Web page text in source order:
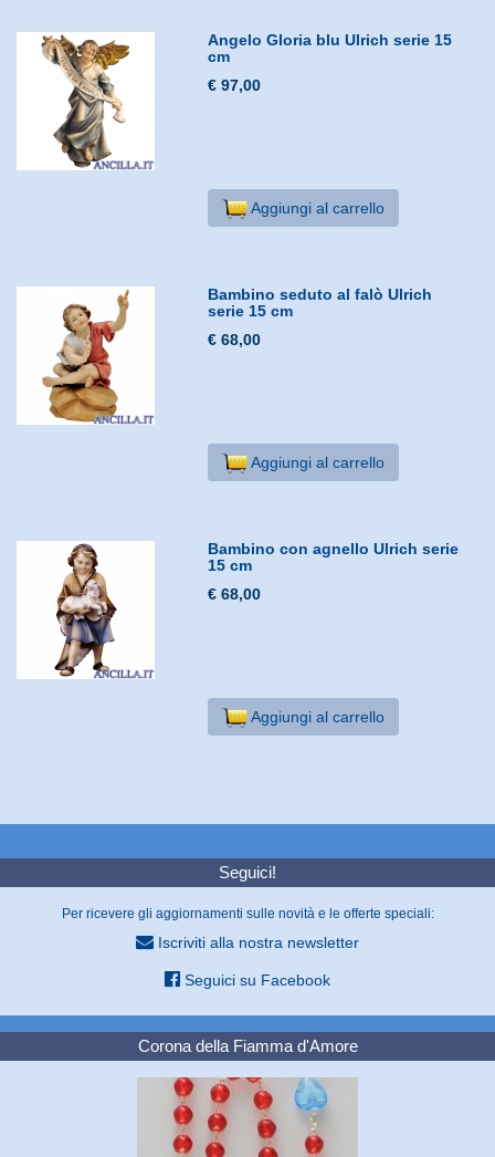
Angelo Gloria blu Ulrich serie 15
cm
€ 97,00
Aggiungi al carrello
Bambino seduto al falò Ulrich
serie 15 cm
€ 68,00
Aggiungi al carrello
Bambino con agnello Ulrich serie
15 cm
€ 68,00
Aggiungi al carrello
Seguici!
Per ricevere gli aggiornamenti sulle novità e le offerte speciali:
Iscriviti alla nostra newsletter
Seguici su Facebook
Corona della Fiamma d'Amore